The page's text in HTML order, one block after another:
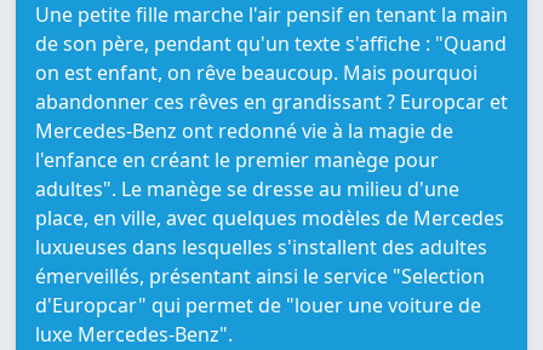
Une petite fille marche l'air pensif en tenant la main
de son père, pendant qu'un texte s'affiche : "Quand
on est enfant, on rêve beaucoup. Mais pourquoi
abandonner ces rêves en grandissant ? Europcar et
Mercedes-Benz ont redonné vie à la magie de
l'enfance en créant le premier manège pour
adultes". Le manège se dresse au milieu d'une
place, en ville, avec quelques modèles de Mercedes
luxueuses dans lesquelles s'installent des adultes
émerveillés, présentant ainsi le service "Selection
d'Europcar" qui permet de "louer une voiture de
luxe Mercedes-Benz".